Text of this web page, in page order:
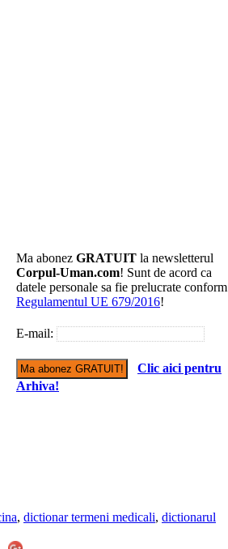
Ma abonez GRATUIT la newsletterul
Corpul-Uman.com! Sunt de acord ca
datele personale sa fie prelucrate conform
Regulamentul UE 679/2016!
E-mail:
Clic aici pentru
Arhiva!
, dictionar termeni medicali, dictionarul